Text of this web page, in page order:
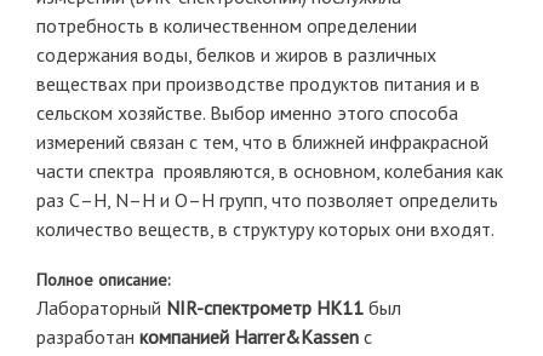
потребность в количественном определении
содержания воды, белков и жиров в различных
веществах при производстве продуктов питания и в
сельском хозяйстве. Выбор именно этого способа
измерений связан с тем, что в ближней инфракрасной
части спектра проявляются, в основном, колебания как
раз С–Н, N–H и O–H групп, что позволяет определить
количество веществ, в структуру которых они входят.
Полное описание:
Лабораторный NIR-спектрометр HK11 был
разработан компанией Harrer&Kassen с